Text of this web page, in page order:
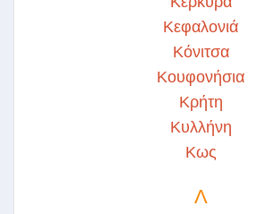
Κεφαλονιά
Κόνιτσα
Κουφονήσια
Κρήτη
Κυλλήνη
Κως
Λ